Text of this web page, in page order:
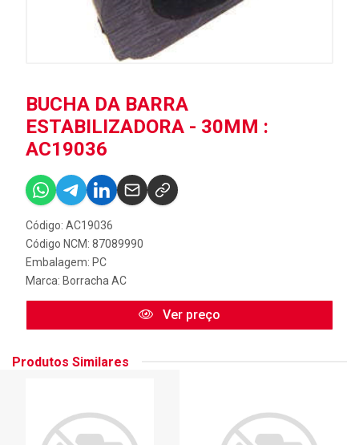
BUCHA DA BARRA
ESTABILIZADORA - 30MM :
AC19036
Código: AC19036
Código NCM: 87089990
Embalagem: PC
Marca: Borracha AC
Ver preço
Produtos Similares